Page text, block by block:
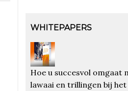
WHITEPAPERS
Hoe u succesvol omgaat
lawaai en trillingen bij het